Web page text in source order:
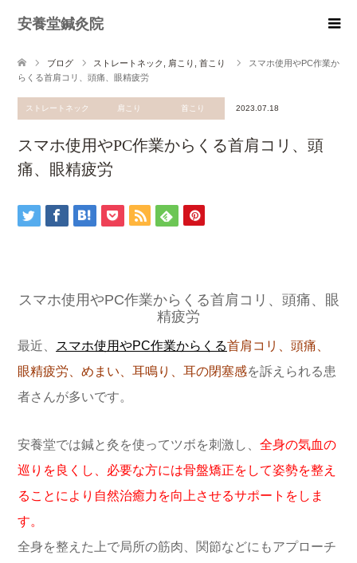
安養堂鍼灸院
ブログ ストレートネック 肩こり 首こり
スマホ使用やPC作業か
らくる首肩コリ、頭痛、眼精疲労
ストレートネック 肩こり 首こり 2023.07.18
スマホ使用やPC作業からくる首肩コリ、頭
痛、眼精疲労
スマホ使用やPC作業からくる首肩コリ、頭痛、眼
精疲労
最近、 スマホ使用やPC作業からくる首肩コリ、頭痛、
眼精疲労、めまい、耳鳴り、耳の閉塞感を訴えられる患
者さんが多いです。
安養堂では鍼と灸を使ってツボを刺激し、 全身の気血の
巡りを良くし、必要な方には骨盤矯正をして姿勢を整え
ることにより自然治癒力を向上させるサポートをしま
す。
全身を整えた上で局所の筋肉、関節などにもアプローチ